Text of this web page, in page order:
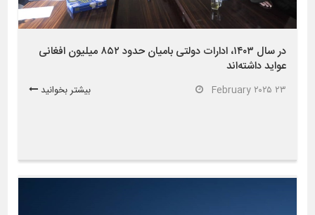
در سال ۱۴۰۳، ادارات دولتی بامیان حدود ۸۵۲ میلیون افغانی
عواید داشته‌اند
۲۳ February ۲۰۲۵ بیشتر بخوانید